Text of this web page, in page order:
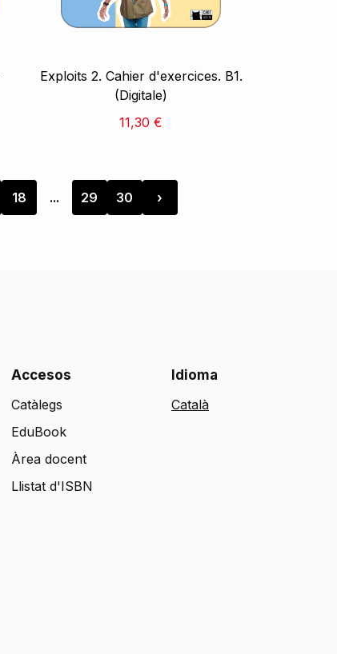
Exploits 2. Cahier d'exercices. B1.
(Digitale)
11,30 €
18 ... 29 30 ›
Accesos
Catàlegs
EduBook
Àrea docent
Llistat d'ISBN
Idioma